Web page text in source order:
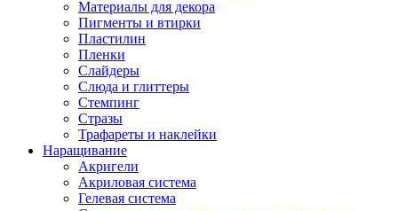
Материалы для декора
Пигменты и втирки
Пластилин
Пленки
Слайдеры
Слюда и глиттеры
Стемпинг
Стразы
Трафареты и наклейки
Наращивание
Акригели
Акриловая система
Гелевая система